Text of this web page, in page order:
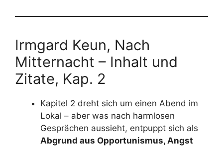
Irmgard Keun, Nach
Mitternacht – Inhalt und
Zitate, Kap. 2
Kapitel 2 dreht sich um einen Abend im
Lokal – aber was nach harmlosen
Gesprächen aussieht, entpuppt sich als
Abgrund aus Opportunismus, Angst